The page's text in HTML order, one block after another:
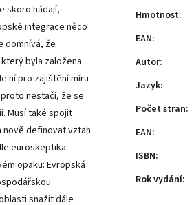
skoro hádají,
integrace něco
domnívá, že
byla založena.
ní pro zajištění míru
nestačí, že se
Musí také spojit
nově definovat vztah
euroskeptika
opaku: Evropská
snažit dále
Hmotnost:
EAN:
Autor:
Jazyk:
Počet stran:
EAN:
ISBN:
Rok vydání: